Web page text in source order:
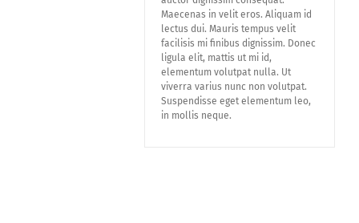
Maecenas in velit eros. Aliquam id
lectus dui. Mauris tempus velit
facilisis mi finibus dignissim. Donec
ligula elit, mattis ut mi id,
elementum volutpat nulla. Ut
viverra varius nunc non volutpat.
Suspendisse eget elementum leo,
in mollis neque.